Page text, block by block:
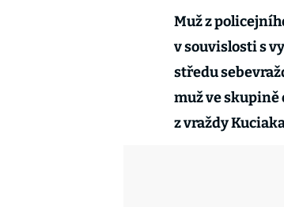
Muž z
v souvislosti s
středu
muž ve
z vraždy